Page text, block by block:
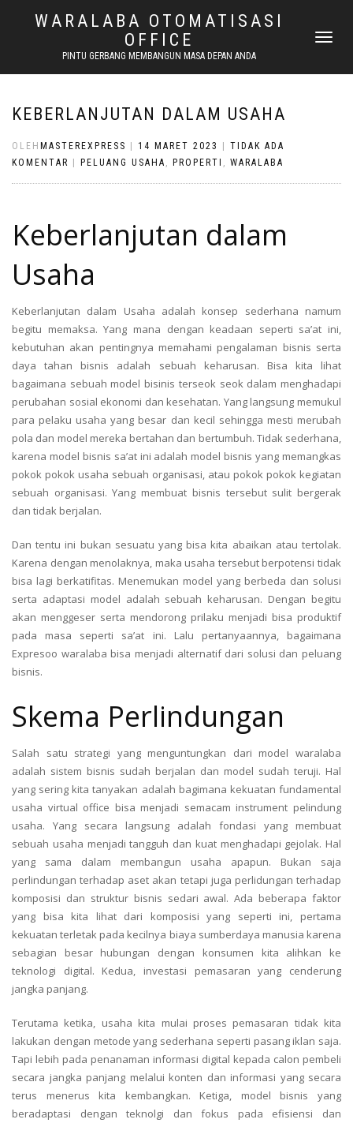
WARALABA OTOMATISASI
OFFICE
PINTU GERBANG MEMBANGUN MASA DEPAN ANDA
NAVIGASI
KEBERLANJUTAN DALAM USAHA
OLEH MASTEREXPRESS 14 MARET 2023
TIDAK ADA
KOMENTAR
PELUANG USAHA , PROPERTI , WARALABA
Keberlanjutan dalam
Usaha
Keberlanjutan dalam Usaha adalah konsep sederhana namum
begitu memaksa. Yang mana dengan keadaan seperti sa’at ini,
kebutuhan akan pentingnya memahami pengalaman bisnis serta
daya tahan bisnis adalah sebuah keharusan. Bisa kita lihat
bagaimana sebuah model bisinis terseok seok dalam menghadapi
perubahan sosial ekonomi dan kesehatan. Yang langsung memukul
para pelaku usaha yang besar dan kecil sehingga mesti merubah
pola dan model mereka bertahan dan bertumbuh. Tidak sederhana,
karena model bisnis sa’at ini adalah model bisnis yang memangkas
pokok pokok usaha sebuah organisasi, atau pokok pokok kegiatan
sebuah organisasi. Yang membuat bisnis tersebut sulit bergerak
dan tidak berjalan.
Dan tentu ini bukan sesuatu yang bisa kita abaikan atau tertolak.
Karena dengan menolaknya, maka usaha tersebut berpotensi tidak
bisa lagi berkatifitas. Menemukan model yang berbeda dan solusi
serta adaptasi model adalah sebuah keharusan. Dengan begitu
akan menggeser serta mendorong prilaku menjadi bisa produktif
pada masa seperti sa’at ini. Lalu pertanyaannya, bagaimana
Expresoo waralaba bisa menjadi alternatif dari solusi dan peluang
bisnis.
Skema Perlindungan
Salah satu strategi yang menguntungkan dari model waralaba
adalah sistem bisnis sudah berjalan dan model sudah teruji. Hal
yang sering kita tanyakan adalah bagimana kekuatan fundamental
usaha virtual office bisa menjadi semacam instrument pelindung
usaha. Yang secara langsung adalah fondasi yang membuat
sebuah usaha menjadi tangguh dan kuat menghadapi gejolak. Hal
yang sama dalam membangun usaha apapun. Bukan saja
perlindungan terhadap aset akan tetapi juga perlidungan terhadap
komposisi dan struktur bisnis sedari awal. Ada beberapa faktor
yang bisa kita lihat dari komposisi yang seperti ini, pertama
kekuatan terletak pada kecilnya biaya sumberdaya manusia karena
sebagian besar hubungan dengan konsumen kita alihkan ke
teknologi digital. Kedua, investasi pemasaran yang cenderung
jangka panjang.
Terutama ketika, usaha kita mulai proses pemasaran tidak kita
lakukan dengan metode yang sederhana seperti pasang iklan saja.
Tapi lebih pada penanaman informasi digital kepada calon pembeli
secara jangka panjang melalui konten dan informasi yang secara
terus menerus kita kembangkan. Ketiga, model bisnis yang
beradaptasi dengan teknolgi dan fokus pada efisiensi dan